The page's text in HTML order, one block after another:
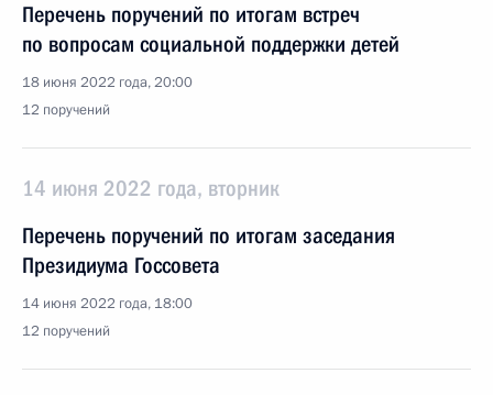
Перечень поручений по итогам встреч
по вопросам социальной поддержки детей
18 июня 2022 года, 20:00
12 поручений
14 июня 2022 года, вторник
Перечень поручений по итогам заседания
Президиума Госсовета
14 июня 2022 года, 18:00
12 поручений